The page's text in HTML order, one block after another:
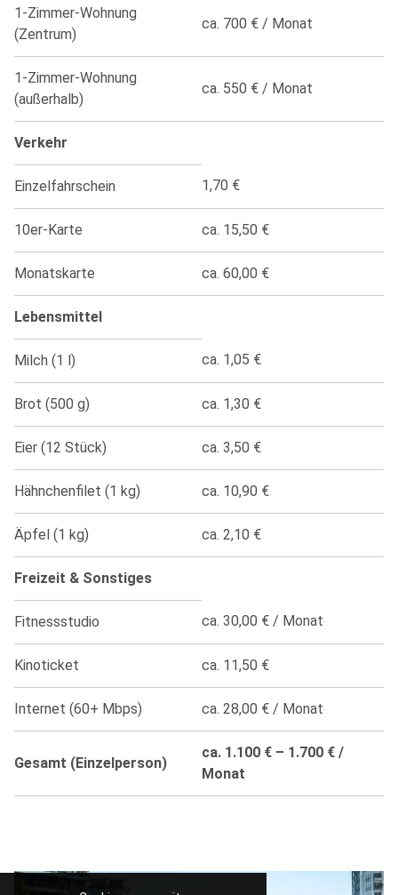
1-Zimmer-Wohnung
(Zentrum)
ca. 700 € / Monat
1-Zimmer-Wohnung
(außerhalb)
ca. 550 € / Monat
Verkehr
Einzelfahrschein 1,70 €
10er-Karte ca. 15,50 €
Monatskarte ca. 60,00 €
Lebensmittel
Milch (1 l) ca. 1,05 €
Brot (500 g) ca. 1,30 €
Eier (12 Stück) ca. 3,50 €
Hähnchenfilet (1 kg) ca. 10,90 €
Äpfel (1 kg) ca. 2,10 €
Freizeit & Sonstiges
Fitnessstudio ca. 30,00 € / Monat
Kinoticket ca. 11,50 €
Internet (60+ Mbps) ca. 28,00 € / Monat
Gesamt (Einzelperson)
ca. 1.100 € – 1.700 € /
Monat